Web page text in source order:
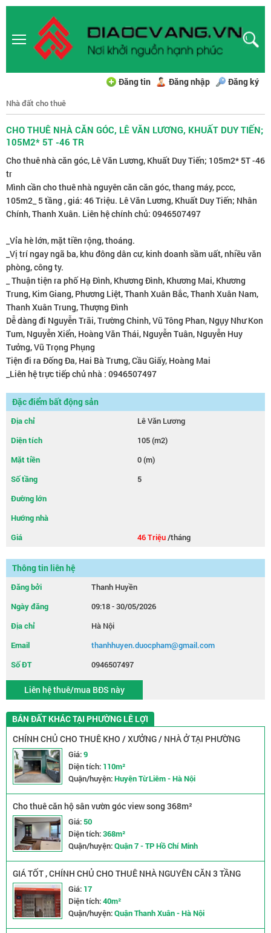
Đăng tin Đăng nhập Đăng ký
Nhà đất cho thuê
CHO THUÊ NHÀ CĂN GÓC, LÊ VĂN LƯƠNG, KHUẤT DUY TIẾN;
105M2* 5T -46 TR
Cho thuê nhà căn góc, Lê Văn Lương, Khuất Duy Tiến; 105m2* 5T -46
tr
Mình cần cho thuê nhà nguyên căn căn góc, thang máy, pccc,
105m2_ 5 tầng , giá: 46 Triệu. Lê Văn Lương, Khuất Duy Tiến; Nhân
Chính, Thanh Xuân. Liên hệ chính chủ: 0946507497
_Vỉa hè lớn, mặt tiền rộng, thoáng.
_Vị trí ngay ngã ba, khu đông dân cư, kinh doanh sầm uất, nhiều văn
phòng, công ty.
_ Thuận tiện ra phố Hạ Đình, Khương Đình, Khương Mai, Khương
Trung, Kim Giang, Phương Liệt, Thanh Xuân Bắc, Thanh Xuân Nam,
Thanh Xuân Trung, Thượng Đình
Dễ dàng đi Nguyễn Trãi, Trường Chinh, Vũ Tông Phan, Ngụy Như Kon
Tum, Nguyễn Xiển, Hoàng Văn Thái, Nguyễn Tuân, Nguyễn Huy
Tưởng, Vũ Trọng Phụng
Tiện đi ra Đống Đa, Hai Bà Trưng, Cầu Giấy, Hoàng Mai
_Liên hệ trực tiếp chủ nhà : 0946507497
Đặc điểm bất động sản
Địa chỉ
Lê Văn Lương
Diện tích
105 (m2)
Mặt tiền
0 (m)
Số tầng
5
Đường lớn
Hướng nhà
Giá
46 Triệu/tháng
Thông tin liên hệ
Đăng bởi
Thanh Huyền
Ngày đăng
09:18 - 30/05/2026
Địa chỉ
Hà Nội
Email
thanhhuyen.duocpham@gmail.com
Số ĐT
0946507497
Liên hệ thuê/mua BĐS này
BÁN ĐẤT KHÁC TẠI PHƯỜNG LÊ LỢI
CHÍNH CHỦ CHO THUÊ KHO / XƯỞNG / NHÀ Ở TẠI PHƯỜNG
THUỴ PHƯƠNG, QUẬN BẮC TỪ LIÊM, HÀ NỘI
Giá:9
Diện tích: 110m²
Quận/huyện:Huyện Từ Liêm - Hà Nội
Cho thuê căn hộ sân vườn góc view song 368m²
Giá:50
Diện tích:368m²
Quận/huyện:Quận 7 - TP Hồ Chí Minh
GIÁ TỐT , CHÍNH CHỦ CHO THUÊ NHÀ NGUYÊN CĂN 3 TẦNG
NGAY NGÕ 109 TRƯỜNG CHINH, THANH XUÂN, HÀ NỘI
Giá: 17
Diện tích:40m²
Quận/huyện:Quận Thanh Xuân - Hà Nội